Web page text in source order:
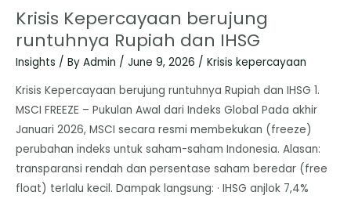
Krisis Kepercayaan berujung
runtuhnya Rupiah dan IHSG
Insights / By Admin / June 9, 2026 / Krisis kepercayaan
Krisis Kepercayaan berujung runtuhnya Rupiah dan IHSG 1.
MSCI FREEZE – Pukulan Awal dari Indeks Global Pada akhir
Januari 2026, MSCI secara resmi membekukan (freeze)
perubahan indeks untuk saham-saham Indonesia. Alasan:
transparansi rendah dan persentase saham beredar (free
float) terlalu kecil. Dampak langsung: · IHSG anjlok 7,4%